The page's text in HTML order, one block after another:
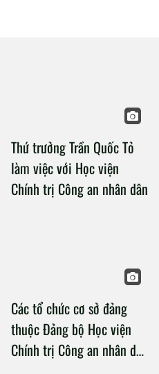
Thứ trưởng Trần Quốc Tỏ
làm việc với Học viện
Chính trị Công an nhân dân
Các tổ chức cơ sở đảng
thuộc Đảng bộ Học viện
Chính trị Công an nhân dân